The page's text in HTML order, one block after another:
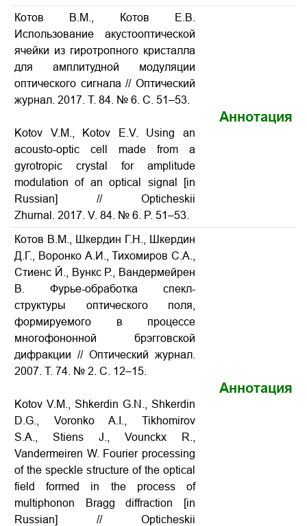
Котов В.М., Котов Е.В.
Использование акустооптической
ячейки из гиротропного кристалла
для амплитудной модуляции
оптического сигнала// Оптический
журнал. 2017. Т. 84. № 6. С. 51–53.
Kotov V.M., Kotov E.V. Using an
acousto-optic cell made from a
gyrotropic crystal for amplitude
modulation of an optical signal
[in
Russian] // Opticheskii
Zhurnal. 2017. V. 84. № 6. P. 51–53.
Аннотация
Котов В.М., Шкердин Г.Н., Шкердин
Д.Г., Воронко А.И., Тихомиров С.А.,
Стиенс Й., Вункс Р., Вандермейрен
В. Фурье-обработка спекл-
структуры оптического поля,
формируемого в процессе
многофононной брэгговской
дифракции // Оптический журнал.
2007. Т. 74. № 2. С. 12–15.
Kotov V.M., Shkerdin G.N., Shkerdin
D.G., Voronko A.I., Tikhomirov
S.A., Stiens J., Vounckx R.,
Vandermeiren W. Fourier processing
of the speckle structure of the optical
field formed in the process of
multiphonon Bragg diffraction [in
Russian] // Opticheskii
Аннотация